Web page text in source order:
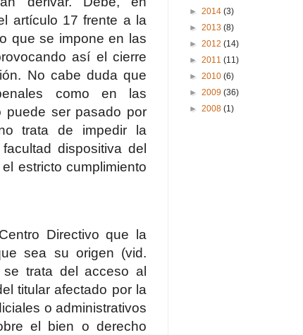
artículo 17 frente a la
que se impone en las
así el cierre
No cabe duda que
como en las
puede ser pasado por
trata de impedir la
dispositiva del
estricto cumplimiento
Directivo que la
sea su origen (vid.
trata del acceso al
titular afectado por la
o administrativos
el bien o derecho
► 2014 (3)
► 2013 (8)
► 2012 (14)
► 2011 (11)
► 2010 (6)
► 2009 (36)
► 2008 (1)